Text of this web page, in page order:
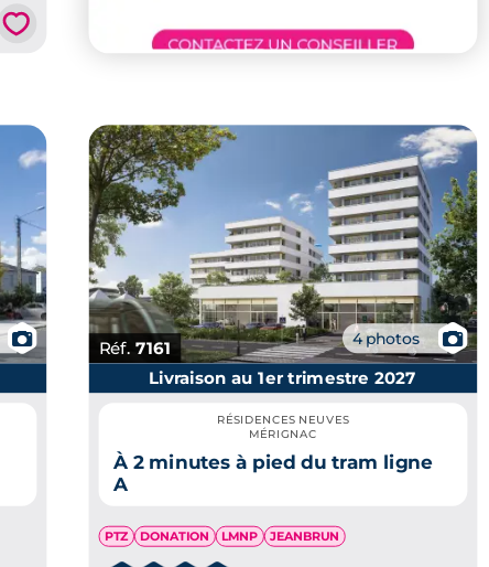
💗
📷 Réf.7161 4 photos 📷
Livraison au 1er trimestre 2027
RÉSIDENCES NEUVES
MÉRIGNAC
À 2 minutes à pied du tram ligne
A
PTZ DONATION LMNP JEANBRUN